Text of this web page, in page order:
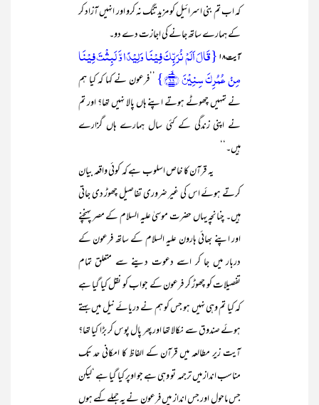
کہ اب تم بنی اسرائیل کو مزید تنگ نہ کرو اور انہیں آزاد کر
کے ہمارے ساتھ جانے کی اجازت دے دو۔
آیت ۱۸ {قَالَ اَلَمۡ نُرَبِّکَ فِیۡنَا وَلِیۡدًا وَّ لَبِثۡتَ فِیۡنَا
مِنۡ عُمُرِکَ سِنِیۡنَ ﴿ۙ۱۸﴾}
’’فرعون نے کہا کہ کیا ہم
نے تمہیں چھوٹے ہوتے اپنے ہاں پالا نہیں تھا؟ اور تم
نے اپنی زندگی کے کئی سال ہمارے ہاں گزارے
ہیں۔‘‘
یہ قرآن کا خاص اسلوب ہے کہ کوئی واقعہ بیان
کرتے ہوئے اس کی غیر ضروری تفاصیل چھوڑ دی جاتی
ہیں۔ چنانچہ یہاں حضرت موسیٰ علیہ السلام کے مصر پہنچنے
اور اپنے بھائی ہارون علیہ السلام کے ساتھ فرعون کے
دربار میں جا کر اسے دعوت دینے سے متعلق تمام
تفصیلات کو چھوڑ کر فرعون کے جواب کو نقل کیا گیا ہے
کہ کیا تم وہی نہیں ہو جس کو ہم نے دریائے نیل میں بہتے
ہوئے صندوق سے نکالا تھا اور پھر پال پوس کر بڑا کیا تھا؟
آیت زیر مطالعہ میں قرآن کے الفاظ کا امکانی حد تک
مناسب انداز میں ترجمہ تو وہی ہے جو اوپر کیا گیا ہے ‘لیکن
جس ماحول اور جس انداز میں فرعون نے یہ جملے کہے ہوں